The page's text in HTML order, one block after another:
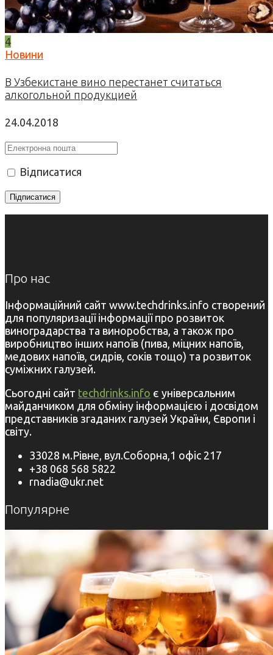
4
Новини
В Узбекистане вино перестанет считаться
алкогольной продукцией
24.04.2018
Відписатися
Про нас
Інформаційний сайт www.techdrinks.info створений
для популяризації інформації про розвиток
виноградарства та виноробства, а також про
виробництво інших напоїв (пива, міцних напоїв,
медових напоїв, сидрів, соків тощо) та розвиток
суміжних галузей.
Сьогодні сайт techdrinks.info є універсальним
майданчиком для обміну інформацією і досвідом
представників згаданих галузей України, Європи і
світу.
33028 м.Рівне, вул.Соборна,1 офіс 217
+38 068 568 5822
rnadia@ukr.net
Популярне